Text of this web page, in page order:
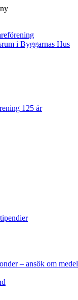
i Byggarnas Hus
125 år
– ansök om medel